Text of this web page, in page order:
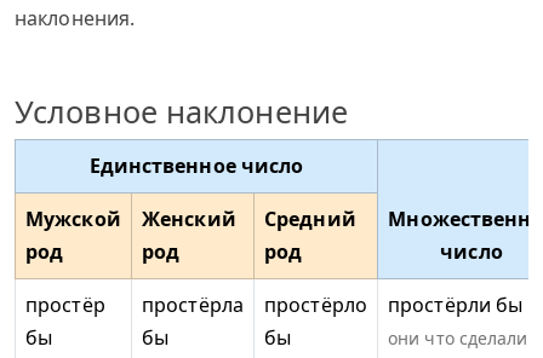
наклонения.
Условное наклонение
Единственное число
число
Мужской
род
Женский
род
Средний
род
простёр
бы
простёрла
бы
простёрло
бы
простёрли бы
они что сделали